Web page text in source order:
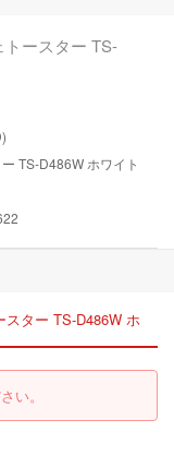
TS-D486W ホワイト
ター TS-D486W ホ
い。